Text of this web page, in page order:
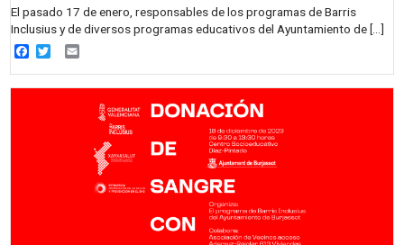
El pasado 17 de enero, responsables de los programas de Barris
Inclusius y de diversos programas educativos del Ayuntamiento de […]
Facebook
Twitter